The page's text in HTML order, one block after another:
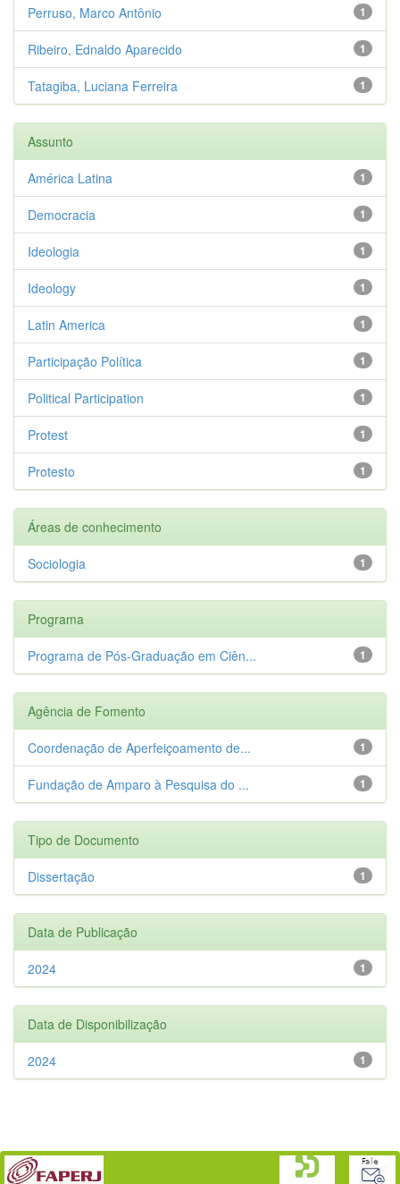
1
Perruso, Marco Antônio
1
Ribeiro, Ednaldo Aparecido
1
Tatagiba, Luciana Ferreira
Assunto
1
América Latina
1
Democracia
1
Ideologia
1
Ideology
1
Latin America
1
Participação Política
1
Political Participation
1
Protest
1
Protesto
Áreas de conhecimento
1
Sociologia
Programa
1
Programa de Pós-Graduação em Ciên...
Agência de Fomento
1
Coordenação de Aperfeiçoamento de...
1
Fundação de Amparo à Pesquisa do ...
Tipo de Documento
1
Dissertação
Data de Publicação
1
2024
Data de Disponibilização
1
2024